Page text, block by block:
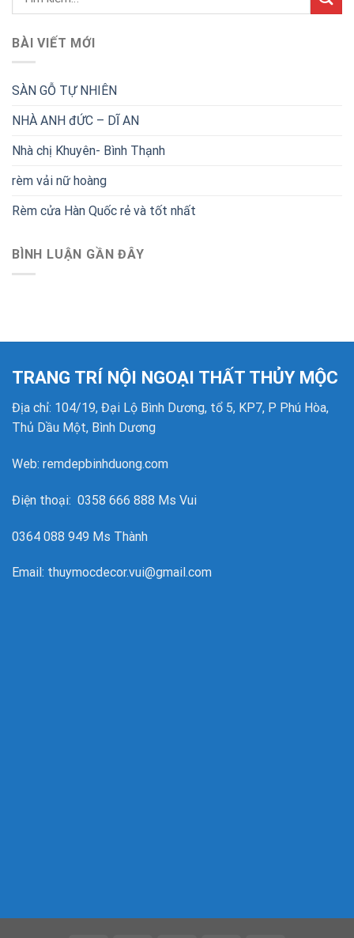
BÀI VIẾT MỚI
SÀN GỖ TỰ NHIÊN
NHÀ ANH đỨC – DĨ AN
Nhà chị Khuyên- Bình Thạnh
rèm vải nữ hoàng
Rèm cửa Hàn Quốc rẻ và tốt nhất
BÌNH LUẬN GẦN ĐÂY
TRANG TRÍ NỘI NGOẠI THẤT THỦY MỘC
Địa chỉ: 104/19, Đại Lộ Bình Dương, tổ 5, KP7, P Phú Hòa,
Thủ Dầu Một, Bình Dương
Web: remdepbinhduong.com
Điện thoại: 0358 666 888 Ms Vui
0364 088 949 Ms Thành
Email: thuymocdecor.vui@gmail.com